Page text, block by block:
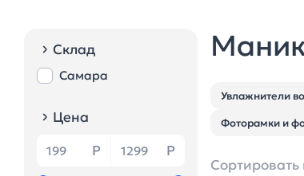
Склад
Самара
Цена
Р
Р
Увлажнители
Фоторамки и
Сортировать